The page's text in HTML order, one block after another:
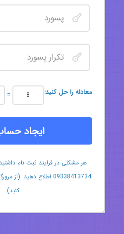
:معادله را حل کنید =
ایجاد
هر مشکلی در فرایند ثبت نام
09338413734 اطلاع دهید.
کنید)